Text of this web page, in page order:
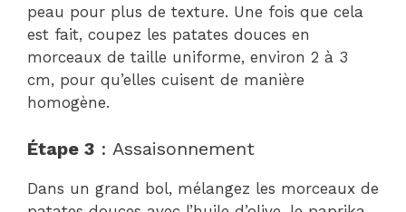
peau pour plus de texture. Une fois que cela
est fait, coupez les patates douces en
morceaux de taille uniforme, environ 2 à 3
cm, pour qu’elles cuisent de manière
homogène.
Étape 3 : Assaisonnement
Dans un grand bol, mélangez les morceaux de